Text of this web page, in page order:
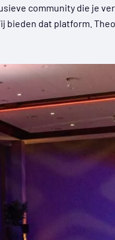
community die je
bieden dat platform.